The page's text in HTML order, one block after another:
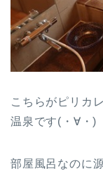
こちらがピリカ
温泉です(・∀・)
部屋風呂なのに